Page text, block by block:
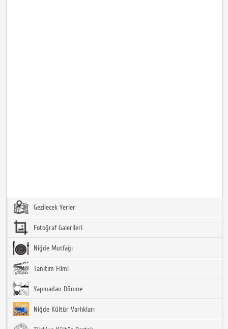
Gezilecek Yerler
Fotoğraf Galerileri
Niğde Mutfağı
Tanıtım Filmi
Yapmadan Dönme
Niğde Kültür Varlıkları